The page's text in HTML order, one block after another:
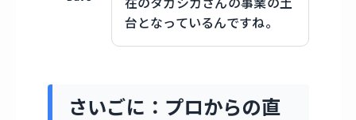
在のタカシカさんの事業の土
台となっているんですね。
さいごに：プロからの直